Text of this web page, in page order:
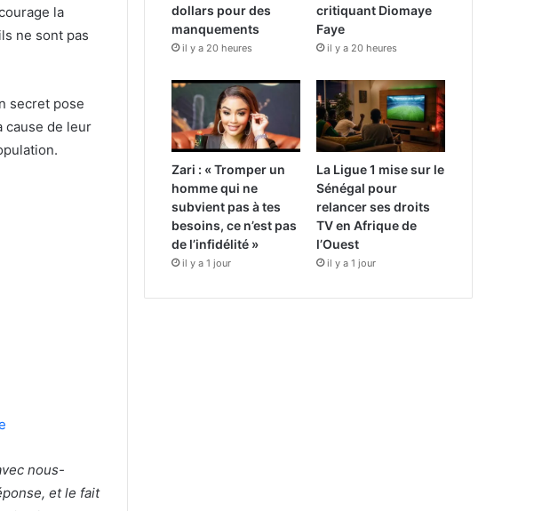
la
ne sont pas
secret pose
cause de leur
nous-
et le fait
dollars pour des
manquements
il y a 20 heures
critiquant Diomaye
Faye
il y a 20 heures
Zari : « Tromper un
homme qui ne
subvient pas à tes
besoins, ce n’est pas
de l’infidélité »
il y a 1 jour
La Ligue 1 mise sur le
Sénégal pour
relancer ses droits
TV en Afrique de
l’Ouest
il y a 1 jour